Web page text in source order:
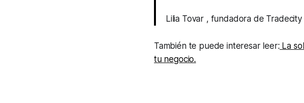
Lilia Tovar , fundadora de Tradecity
También te puede interesar leer: La
tu negocio.